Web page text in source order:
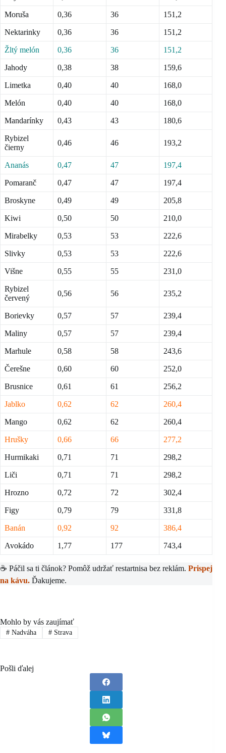
Moruša 0,36 36 151,2
Nektarinky 0,36 36 151,2
Žltý melón 0,36 36 151,2
Jahody 0,38 38 159,6
Limetka 0,40 40 168,0
Melón 0,40 40 168,0
Mandarínky 0,43 43 180,6
Rybizel
čierny
0,46 46 193,2
Ananás 0,47 47 197,4
Pomaranč 0,47 47 197,4
Broskyne 0,49 49 205,8
Kiwi 0,50 50 210,0
Mirabelky 0,53 53 222,6
Slivky 0,53 53 222,6
Višne 0,55 55 231 ,0
Rybizel
červený
0,56 56 235,2
Borievky 0,57 57 239,4
Maliny 0,57 57 239,4
Marhule 0,58 58 243,6
Čerešne 0,60 60 252,0
Brusnice 0,61 61 256,2
Jablko 0,62 62 260,4
Mango 0,62 62 260,4
Hrušky 0,66 66 277,2
Hurmikaki 0,71 71 298,2
Liči 0,71 71 298,2
Hrozno 0,72 72 302,4
Figy 0,79 79 331,8
Banán 0,92 92 386,4
Avokádo 1,77 177 743,4
☕ Páčil sa ti článok? Pomôž udržať restartnisa bez reklám. Prispej
na kávu. Ďakujeme.
Mohlo by vás zaujímať
#Nadváha #Strava
Pošli ďalej